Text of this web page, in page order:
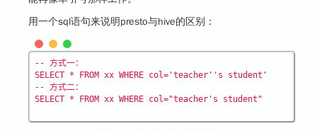
用一个sql语句来说明presto与hive的区别：
-- 方式一：
SELECT * FROM xx WHERE col='teacher''s student'
-- 方式二：